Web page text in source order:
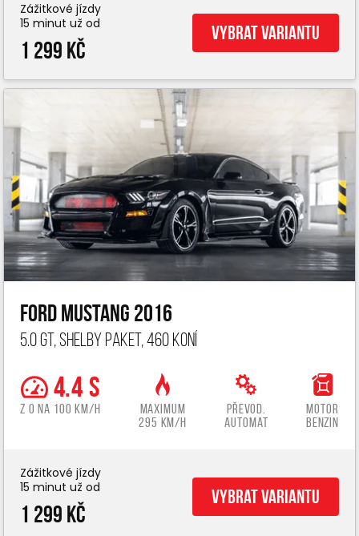
Zážitkové jízdy
15 minut už od
1 299 Kč
Vybrat variantu
Ford Mustang 2016
5.0 GT, Shelby paket, 460 koní
4.4 s
z 0 na 100 km/h
Maximum
295 km/h
Převod.
automat
Motor
benzin
Zážitkové jízdy
15 minut už od
1 299 Kč
Vybrat variantu